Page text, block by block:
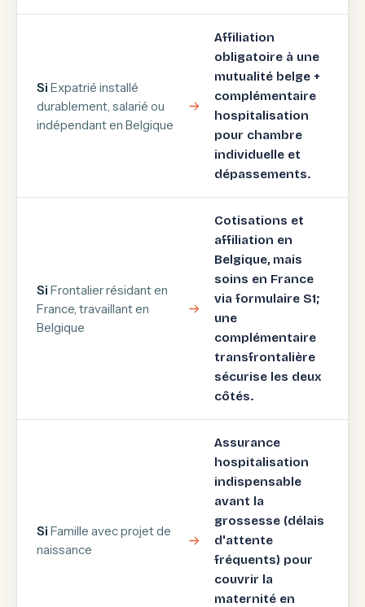
Si Expatrié installé
durablement, salarié ou
indépendant en Belgique
Affiliation
obligatoire à une
mutualité belge +
complémentaire
hospitalisation
pour chambre
individuelle et
dépassements.
Si Frontalier résidant en
France, travaillant en
Belgique
Cotisations et
affiliation en
Belgique, mais
soins en France
via formulaire S1;
une
complémentaire
transfrontalière
sécurise les deux
côtés.
Si Famille avec projet de
naissance
Assurance
hospitalisation
indispensable
avant la
grossesse (délais
d'attente
fréquents) pour
couvrir la
maternité en